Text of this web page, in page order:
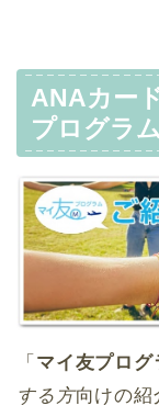
ANAカー
プログラ
「 マイ友プログ
する方向けの紹